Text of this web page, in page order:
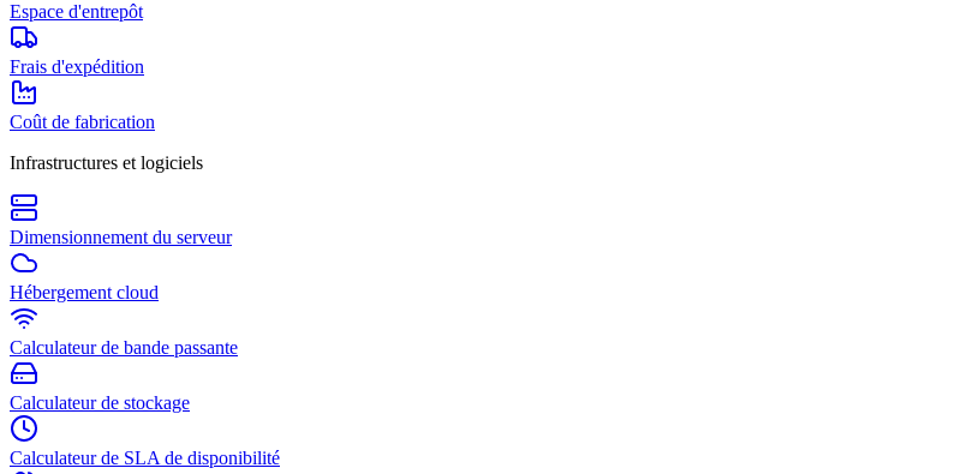
Espace d'entrepôt
Frais d'expédition
Coût de fabrication
Infrastructures et logiciels
Dimensionnement du serveur
Hébergement cloud
Calculateur de bande passante
Calculateur de stockage
Calculateur de SLA de disponibilité